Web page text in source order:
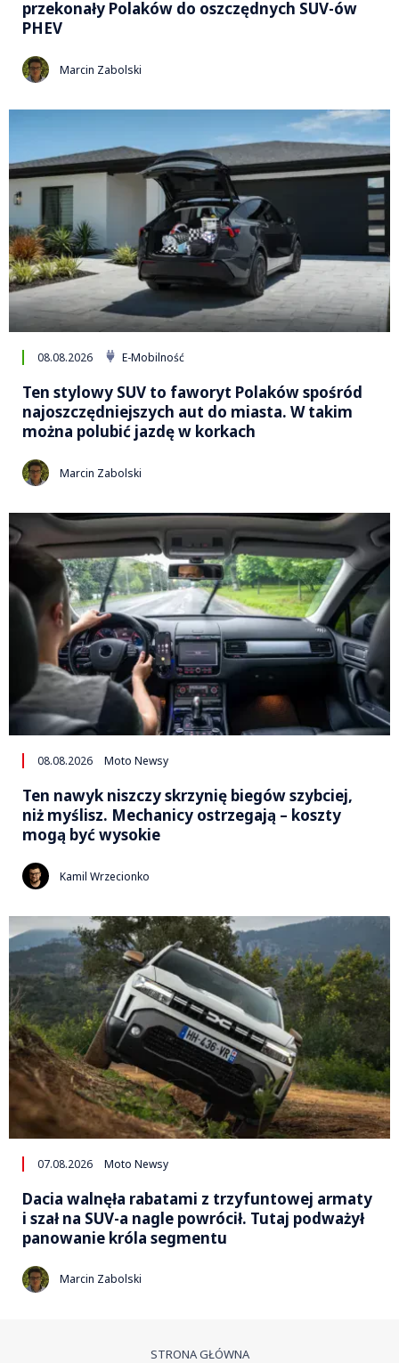
przekonały Polaków do oszczędnych SUV-ów
PHEV
Marcin Zabolski
08.08.2026 E-Mobilność
Ten stylowy SUV to faworyt Polaków spośród
najoszczędniejszych aut do miasta. W takim
można polubić jazdę w korkach
Marcin Zabolski
08.08.2026 Moto Newsy
Ten nawyk niszczy skrzynię biegów szybciej,
niż myślisz. Mechanicy ostrzegają – koszty
mogą być wysokie
Kamil Wrzecionko
07.08.2026 Moto Newsy
Dacia walnęła rabatami z trzyfuntowej armaty
i szał na SUV-a nagle powrócił. Tutaj podważył
panowanie króla segmentu
Marcin Zabolski
STRONA GŁÓWNA